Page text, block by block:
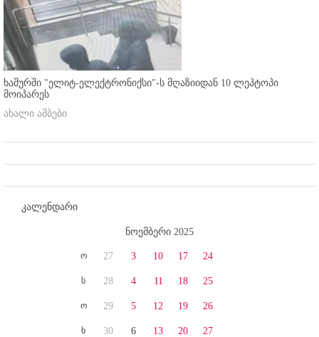
ხაშურში "ელიტ-ელექტრონიქსი"-ს მღაზიიდან 10 ლეპტოპი
მოიპარეს
ახალი ამბები
კალენდარი
ნოემბერი 2025
ო
ს
ო
ხ
27
28
29
30
3
4
5
6
10
11
12
13
17
18
19
20
24
25
26
27